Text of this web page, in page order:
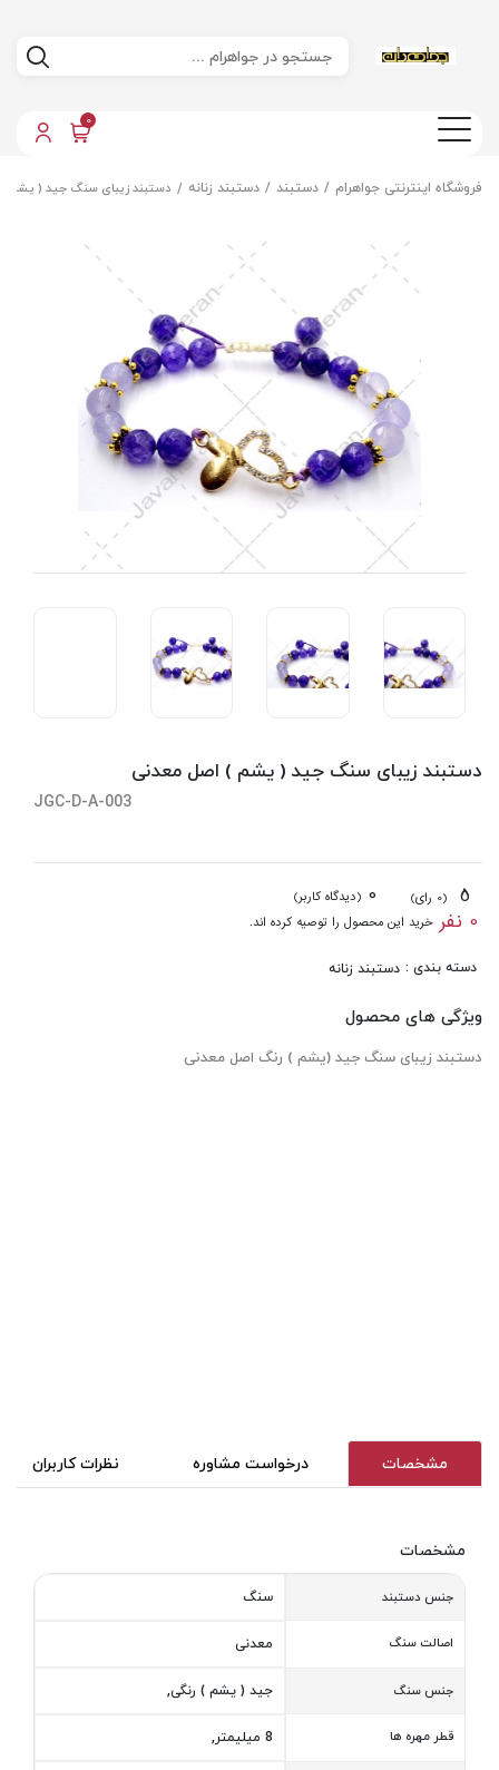
0
فروشگاه اینترنتی جواهرام دستبند دستبند زنانه دستبند زیبای سنگ جید ( یشم
دستبند زیبای سنگ جید ( یشم ) اصل معدنی
JGC-D-A-003
(0 رای) 0 (دیدگاه کاربر)
0 نفر خرید این محصول را توصیه کرده اند.
دسته بندی : دستبند زنانه
ویژگی های محصول
دستبند زیبای سنگ جید (یشم ) رنگ اصل معدنی
مشخصات درخواست مشاوره نظرات کاربران
مشخصات
جنس دستبند سنگ
اصالت سنگ معدنی
جنس سنگ جید ( یشم ) رنگی,
قطر مهره ها 8 میلیمتر,